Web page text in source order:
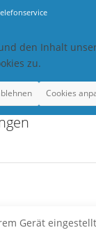
den Inhalt
zu.
Cookies
Gerät